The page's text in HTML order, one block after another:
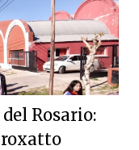
Rosario: